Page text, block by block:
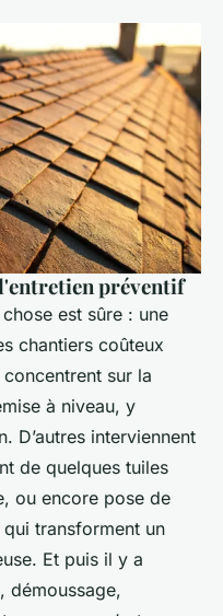
préventif
est sûre : une
chantiers coûteux
sur la
à niveau, y
D’autres interviennent
de quelques tuiles
ou encore pose de
transforment un
Et puis il y a
démoussage,